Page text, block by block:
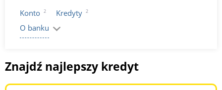
Konto 2 Kredyty 2
O banku
Znajdź najlepszy kredyt